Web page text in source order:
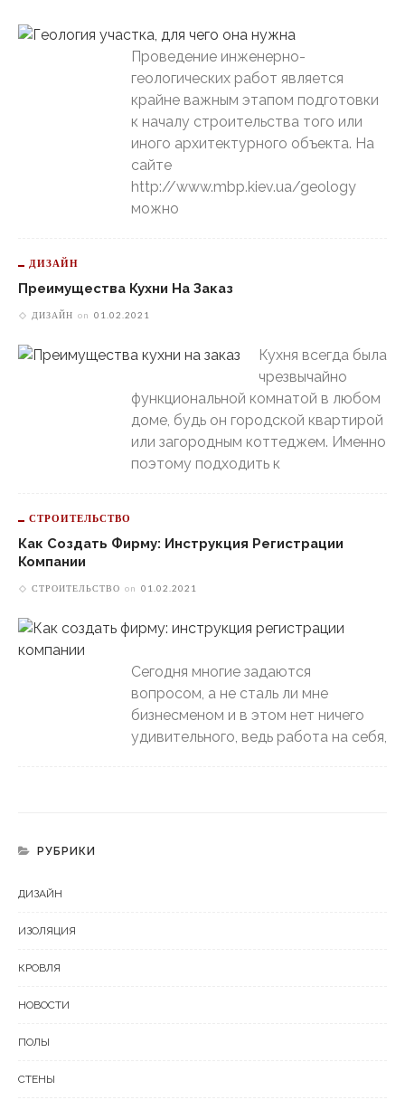
Проведение инженерно-
геологических работ является
крайне важным этапом подготовки
к началу строительства того или
иного архитектурного объекта. На
сайте
http://www.mbp.kiev.ua/geology
можно
ДИЗАЙН
Преимущества Кухни На Заказ
ДИЗАЙН on 01.02.2021
Кухня всегда была
чрезвычайно
функциональной комнатой в любом
доме, будь он городской квартирой
или загородным коттеджем. Именно
поэтому подходить к
СТРОИТЕЛЬСТВО
Как Создать Фирму: Инструкция Регистрации
Компании
СТРОИТЕЛЬСТВО on 01.02.2021
Сегодня многие задаются
вопросом, а не сталь ли мне
бизнесменом и в этом нет ничего
удивительного, ведь работа на себя,
РУБРИКИ
ДИЗАЙН
ИЗОЛЯЦИЯ
КРОВЛЯ
НОВОСТИ
ПОЛЫ
СТЕНЫ